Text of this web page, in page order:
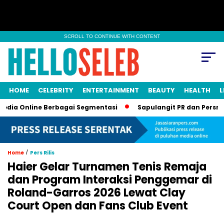
SCROLL TO CONTINUE WITH CONTENT
HOME CELEBRITY ENTERTAINMENT BEAUTY HEALTH
Berbagai Segmentasi Sapulangit PR dan Persrilis.com
Home / Pers Rilis
Haier Gelar Turnamen Tenis Remaja
dan Program Interaksi Penggemar di
Roland-Garros 2026 Lewat Clay
Court Open dan Fans Club Event